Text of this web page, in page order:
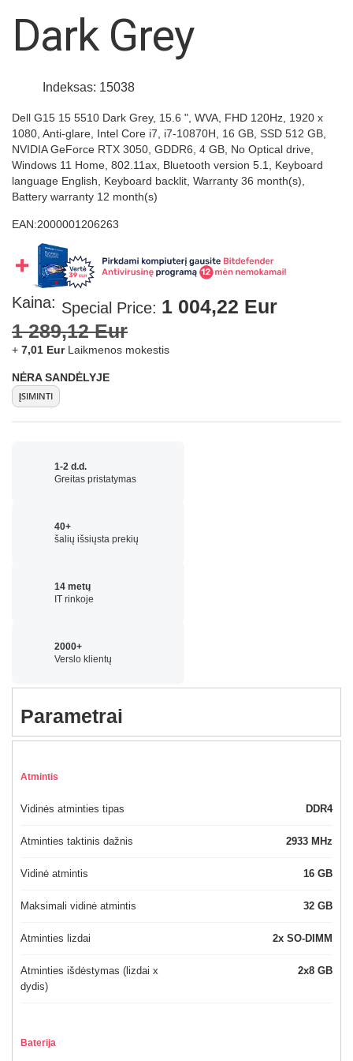
gallery
Dark Grey
Indeksas: 15038
Dell G15 15 5510 Dark Grey, 15.6 ", WVA, FHD 120Hz, 1920 x
1080, Anti-glare, Intel Core i7, i7-10870H, 16 GB, SSD 512 GB,
NVIDIA GeForce RTX 3050, GDDR6, 4 GB, No Optical drive,
Windows 11 Home, 802.11ax, Bluetooth version 5.1, Keyboard
language English, Keyboard backlit, Warranty 36 month(s),
Battery warranty 12 month(s)
EAN:2000001206263
Kaina: Special Price 1 004,22 Eur
1 289,12 Eur
+ 7,01 EurLaikmenos mokestis
NĖRA SANDĖLYJE
ĮSIMINTI
1-2 d.d.
Greitas pristatymas
40+
šalių išsiųsta prekių
14 metų
IT rinkoje
2000+
Verslo klientų
Parametrai
Atmintis
Vidinės atminties tipas DDR4
Atminties taktinis dažnis 2933 MHz
Vidinė atmintis 16 GB
Maksimali vidinė atmintis 32 GB
Atminties lizdai 2x SO-DIMM
Atminties išdėstymas (lizdai x
dydis)
2x8 GB
Baterija